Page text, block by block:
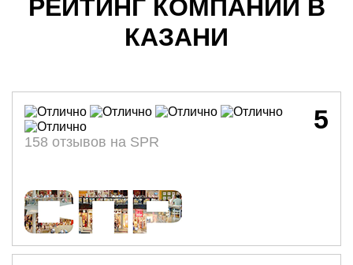
РЕЙТИНГ КОМПАНИИ В
КАЗАНИ
5
158 отзывов на SPR